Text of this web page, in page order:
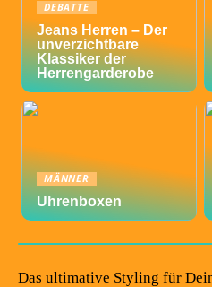
DEBATTE
Jeans Herren – Der
unverzichtbare
Klassiker der
Herrengarderobe
MÄNNER
Uhrenboxen
Das ultimative Styling für